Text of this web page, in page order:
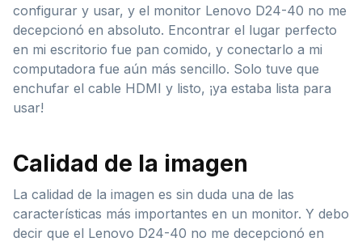
configurar y usar, y el monitor Lenovo D24-40 no me
decepcionó en absoluto. Encontrar el lugar perfecto
en mi escritorio fue pan comido, y conectarlo a mi
computadora fue aún más sencillo. Solo tuve que
enchufar el cable HDMI y listo, ¡ya estaba lista para
usar!
Calidad de la imagen
La calidad de la imagen es sin duda una de las
características más importantes en un monitor. Y debo
decir que el Lenovo D24-40 no me decepcionó en